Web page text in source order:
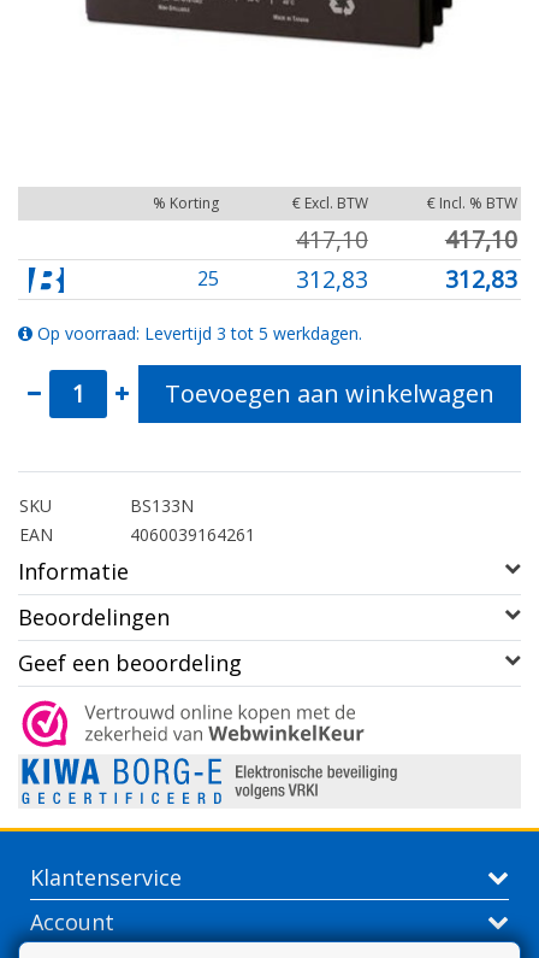
% Korting € Excl. BTW € Incl. % BTW
417,10 417,10
25 312,83 312,83
Op voorraad: Levertijd 3 tot 5 werkdagen.
Toevoegen aan winkelwagen
SKU
BS133N
EAN
4060039164261
Informatie
Beoordelingen
Geef een beoordeling
Klantenservice
Account